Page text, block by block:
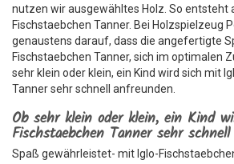
nutzen wir ausgewähltes Holz. So entsteht
Fischstaebchen Tanner. Bei Holzspielzeug
genaustens darauf, dass die angefertigte
Fischstaebchen Tanner, sich im optimalen
sehr klein oder klein, ein Kind wird sich mit
Tanner sehr schnell anfreunden.
Ob sehr klein oder klein, ein Kind
Fischstaebchen Tanner sehr
Spaß gewährleistet- mit Iglo-